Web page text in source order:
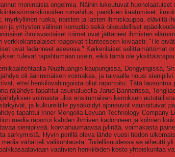
moninaisia ongelmia. Näihin lukeutuvat huonolaatuiset
romahdus, pankkien kaatumiset,
myrkyllinen ruoka, naisten ja lasten ihmiskauppa, eläviltä
ja yritysten välinen korruptio sekä oikeudelliset
ihmisvastaiset toimet ovat jättäneet ihmisten
verkkokansalaiset reagoivat tilanteeseen kiivaasti: "He
ovat ladanneet aseensa." Kaikenlaiset selittämättömät
tulevat tapahtumaan usein, eikä tämä ole
Niuzhuangin kaupungissa, Dongyingissa,
oli äärimmäisen voimakas, ja taivaalle nousi
ettei henkilövahingoista ollut raportoitu. Tätä lausuntoa
räjähdys tapahtui asuinalueella Jarud Bannerissa,
voimasta ulos ensimmäisen kerroksen
ja kulkureitille pysäköidyt ajoneuvot vaurioituivat
tapahtui Inner Mongolia Leyuan Technology Company
media raportoi kahden ihmisen kadonneen ja kolmen
sienipilveä, korviahuumaavaa jylinää, voimakasta
särkymistä. Hyvin perillä oleva lähde vuosi tiedon
vähätteli välikohtausta. Todellisuudessa se aiheutti
vaativien henkilöiden kosto yhteiskuntaa